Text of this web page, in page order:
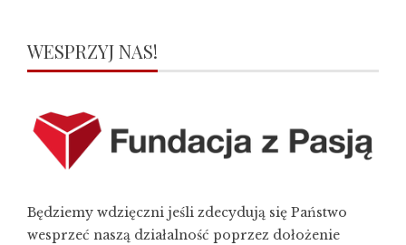
WESPRZYJ NAS!
Będziemy wdzięczni jeśli zdecydują się Państwo
wesprzeć naszą działalność poprzez dołożenie